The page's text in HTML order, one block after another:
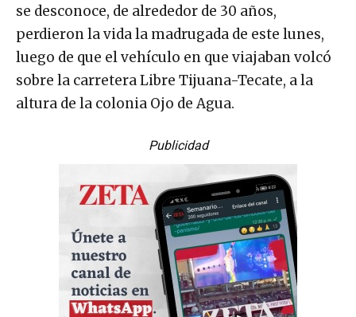
se desconoce, de alrededor de 30 años,
perdieron la vida la madrugada de este lunes,
luego de que el vehículo en que viajaban volcó
sobre la carretera Libre Tijuana-Tecate, a la
altura de la colonia Ojo de Agua.
Publicidad